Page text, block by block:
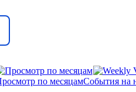
по месяцамСобытия на